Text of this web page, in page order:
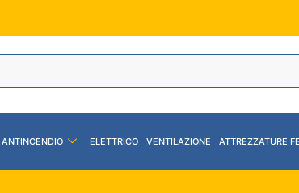
ANTINCENDIO ELETTRICO VENTILAZIONE ATTREZZATURE